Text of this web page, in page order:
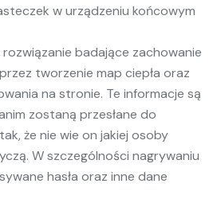
w urządzeniu końcowym
badające zachowanie
tworzenie map ciepła oraz
na stronie. Te informacje są
zostaną przesłane do
że nie wie on jakiej osoby
W szczególności nagrywaniu
hasła oraz inne dane